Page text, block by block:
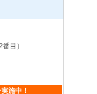
目）
施中！